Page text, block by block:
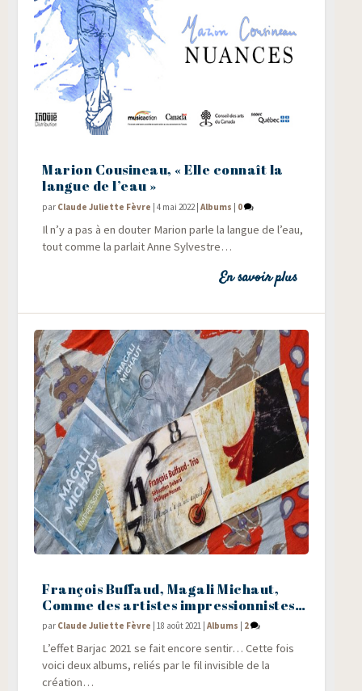
Marion Cousineau, « Elle connaît la
langue de l’eau »
par Claude Juliette Fèvre |4 mai 2022 |Albums | 0
Il n’y a pas à en dou­ter Marion parle la langue de l’eau,
tout comme la par­lait Anne Sylvestre…
En savoir plus
François Buffaud, Magali Michaut,
Comme des artistes impressionnistes…
par Claude Juliette Fèvre |18 août 2021 |Albums 2
L’ef­fet Bar­jac 2021 se fait encore sen­tir… Cette fois
voi­ci deux albums, reliés par le fil invi­sible de la
création…